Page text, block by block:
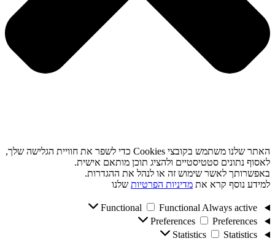
האתר שלנו משתמש בקובצי Cookies כדי לשפר את חוויית הגלישה שלך,
לאסוף נתונים סטטיסטיים ולהציג תוכן מותאם אישית.
באפשרותך לאשר שימוש זה או לנהל את ההגדרות.
למידע נוסף קרא את מדיניות הפרטיות שלנו
Functional Functional Always active
Preferences
Preferences
Statistics
Statistics